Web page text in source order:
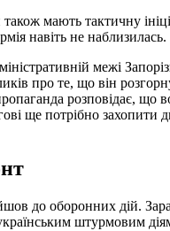
мають тактичну
навіть не наблизилась.
межі
про те, що він
розповідає, що
ще потрібно
до оборонних дій.
штурмовим